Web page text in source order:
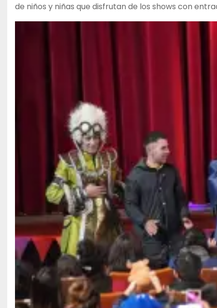
de niños y niñas que disfrutan de los shows con